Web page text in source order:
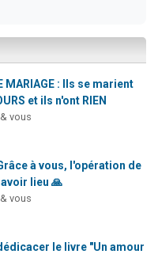
MARIAGE : Ils se marient
et ils n'ont RIEN
vous
à vous, l'opération de
lieu 🙏
vous
le livre "Un amour